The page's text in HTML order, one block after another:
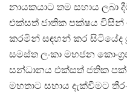
නායකයාට තම සහාය
එක්සත් ජාතික පක්ෂය
කරමින් සඳහන් කර සිටියේද
සමස්ත ලංකා මහජන
සන්ධානය එක්සත් ජතික
මහතාට සහාය දැක්වීමට